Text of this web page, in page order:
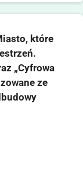
które
„Cyfrowa
ze